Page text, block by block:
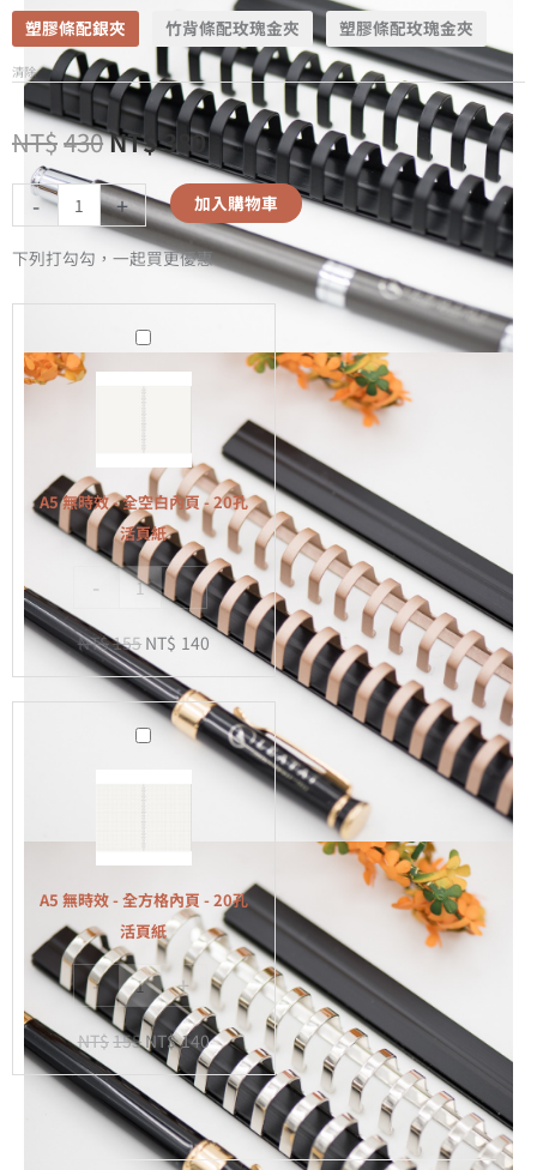
塑膠條配銀夾 竹背條配玫瑰金夾 塑膠條配玫瑰金夾
清除
NT$430NT$380
- + 加入購物車
下列打勾勾，一起買更優惠
A5
無
效
全
空
白
內
-
20
孔
活
A5 無時效 - 全空白內頁 - 20孔
活頁紙
- +
NT$155 NT$ 140
A5
效
-
全
方
內
頁
-
孔
活
A5 無時效 - 全方格內頁 - 20孔
活頁紙
- +
NT$155NT$140